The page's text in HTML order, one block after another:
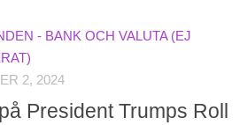
- BANK OCH VALUTA (EJ
2, 2024
President Trumps Roll